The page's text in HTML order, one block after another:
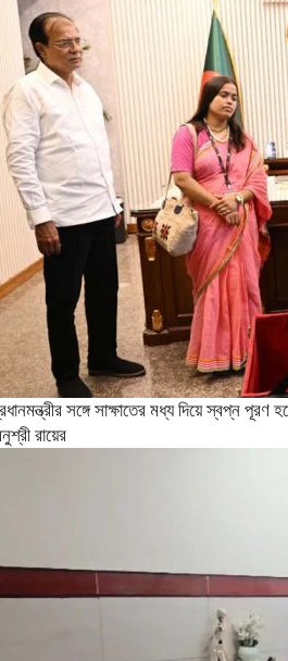
সঙ্গে সাক্ষাতের মধ্য দিয়ে স্বপ্ন পূরণ
রায়ের